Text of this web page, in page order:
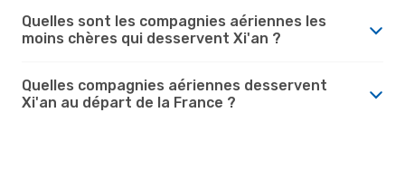
Quelles sont les compagnies aériennes les
moins chères qui desservent Xi'an ?
Quelles compagnies aériennes desservent
Xi'an au départ de la France ?